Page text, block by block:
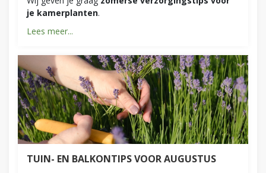
je kamerplanten.
Lees meer...
TUIN- EN BALKONTIPS VOOR AUGUSTUS